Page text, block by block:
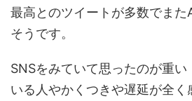
最高とのツイートが多数でまた
そうです。
SNSをみていて思ったのが重い
いる人やかくつきや遅延が全く